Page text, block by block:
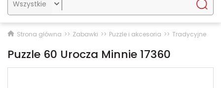

Strona główna Zabawki Puzzle i akcesoria Tradycyjne
Puzzle 60 Urocza Minnie 17360